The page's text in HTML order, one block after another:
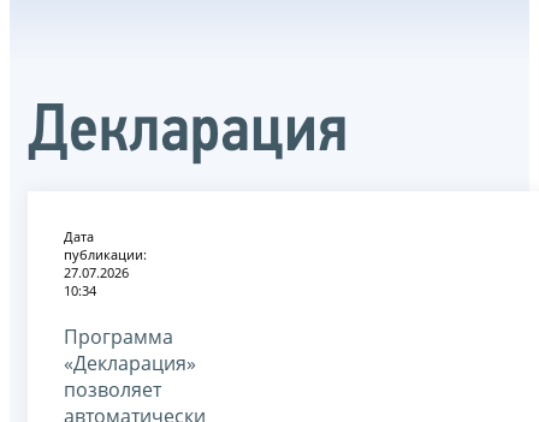
Декларация
Дата
публикации:
27.07.2026
10:34
Программа
«Декларация»
позволяет
автоматически